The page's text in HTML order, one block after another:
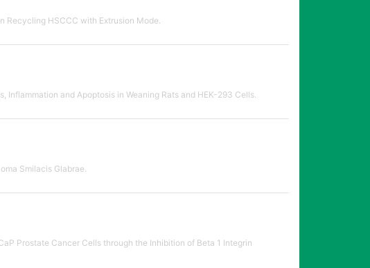
Recycling HSCCC with Extrusion Mode.
and Apoptosis in Weaning Rats and HEK-293 Cells.
Smilacis Glabrae.
Prostate Cancer Cells through the Inhibition of Beta 1 Integrin